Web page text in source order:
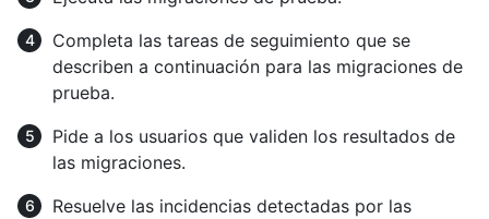
Completa las tareas de seguimiento que se
describen a continuación para las migraciones de
prueba.
Pide a los usuarios que validen los resultados de
las migraciones.
Resuelve las incidencias detectadas por las